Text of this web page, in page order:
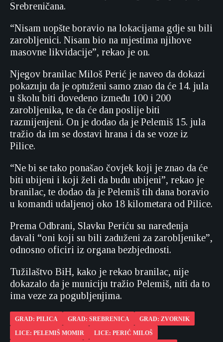
Srebreničana.
“Nisam uopšte boravio na lokacijama gdje su bili
zarobljenici. Nisam bio na mjestima njihove
masovne likvidacije”, rekao je on.
Njegov branilac Miloš Perić je naveo da dokazi
pokazuju da je optuženi samo znao da će 14. jula
u školu biti dovedeno između 100 i 200
zarobljenika, te da će dan poslije biti
razmijenjeni. On je dodao da je Pelemiš 15. jula
tražio da im se dostavi hrana i da se voze iz
Pilice.
“Ne bi se tako ponašao čovjek koji je znao da će
biti ubijeni i koji želi da budu ubijeni”, rekao je
branilac, te dodao da je Pelemiš tih dana boravio
u komandi udaljenoj oko 18 kilometara od Pilice.
Prema Odbrani, Slavku Periću su naređenja
davali “oni koji su bili zaduženi za zarobljenike”,
odnosno oficiri iz organa bezbjednosti.
Tužilaštvo BiH, kako je rekao branilac, nije
dokazalo da je municiju tražio Pelemiš, niti da to
ima veze za pogubljenjima.
GRAD: PILICA GRAD: SREBRENICA
GRAD: ZVORNIK
LICE: PELEMIŠ MOMIR
LICE: PERIĆ MILOŠ